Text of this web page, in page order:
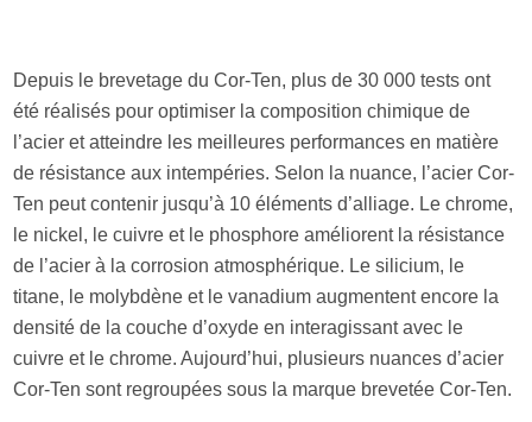
Depuis le brevetage du Cor-Ten, plus de 30 000 tests ont
été réalisés pour optimiser la composition chimique de
l’acier et atteindre les meilleures performances en matière
de résistance aux intempéries. Selon la nuance, l’acier Cor-
Ten peut contenir jusqu’à 10 éléments d’alliage. Le chrome,
le nickel, le cuivre et le phosphore améliorent la résistance
de l’acier à la corrosion atmosphérique. Le silicium, le
titane, le molybdène et le vanadium augmentent encore la
densité de la couche d’oxyde en interagissant avec le
cuivre et le chrome. Aujourd’hui, plusieurs nuances d’acier
Cor-Ten sont regroupées sous la marque brevetée Cor-Ten.